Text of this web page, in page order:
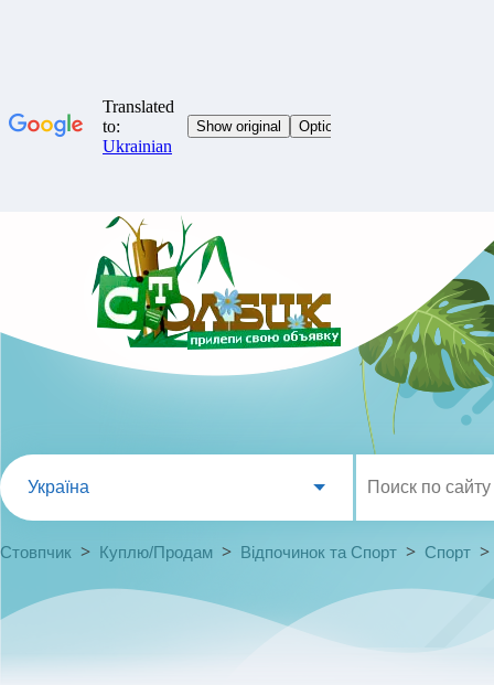
Україна
Стовпчик > Куплю/Продам > Відпочинок та Спорт > Спорт